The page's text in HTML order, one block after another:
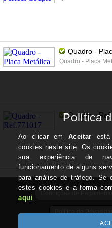
Quadro -
Quadro - Placa
Quadro -
Política de